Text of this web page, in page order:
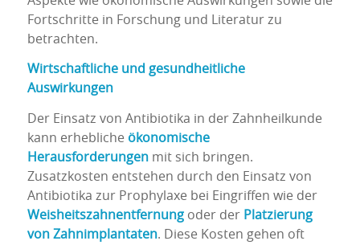
Fortschritte in Forschung und Literatur zu
betrachten.
Wirtschaftliche und gesundheitliche
Auswirkungen
Der Einsatz von Antibiotika in der Zahnheilkunde
kann erhebliche ökonomische
Herausforderungenmit sich bringen.
Zusatzkosten entstehen durch den Einsatz von
Antibiotika zur Prophylaxe bei Eingriffen wie der
Weisheitszahnentfernungoder der Platzierung
von Zahnimplantaten. Diese Kosten gehen oft